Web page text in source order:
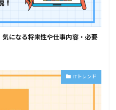
になる将来性や仕事内容・必要
ITトレンド